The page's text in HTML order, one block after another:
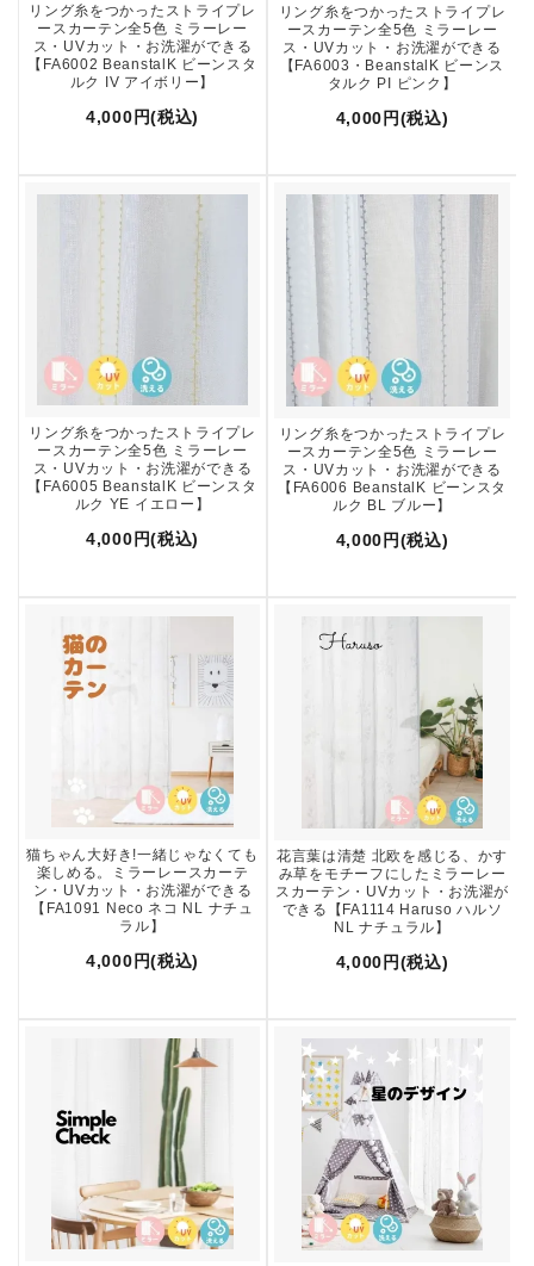
リング糸をつかったストライプレ
ースカーテン全5色 ミラーレー
ス・UVカット・お洗濯ができる
【FA6002 BeanstalK ビーンスタ
ルク IV アイボリー】
4,000円(税込)
リング糸をつかったストライプレ
ースカーテン全5色 ミラーレー
ス・UVカット・お洗濯ができる
【FA6003・BeanstalK ビーンス
タルク PI ピンク】
4,000円(税込)
リング糸をつかったストライプレ
ースカーテン全5色 ミラーレー
ス・UVカット・お洗濯ができる
【FA6005 BeanstalK ビーンスタ
ルク YE イエロー】
4,000円(税込)
リング糸をつかったストライプレ
ースカーテン全5色 ミラーレー
ス・UVカット・お洗濯ができる
【FA6006 BeanstalK ビーンスタ
ルク BL ブルー】
4,000円(税込)
猫ちゃん大好き!一緒じゃなくても
楽しめる。ミラーレースカーテ
ン・UVカット・お洗濯ができる
【FA1091 Neco ネコ NL ナチュ
ラル】
4,000円(税込)
花言葉は清楚 北欧を感じる、かす
み草をモチーフにしたミラーレー
スカーテン・UVカット・お洗濯が
できる【FA1114 Haruso ハルソ
NL ナチュラル】
4,000円(税込)